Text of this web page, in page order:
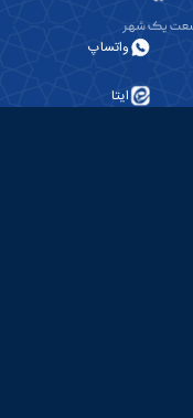
واتساپ
ایتا